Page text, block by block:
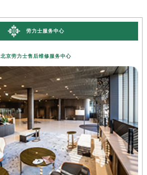
劳力士服务中心
北京劳力士售后维修服务中心